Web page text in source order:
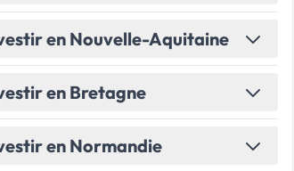
en Nouvelle-Aquitaine
en Bretagne
en Normandie